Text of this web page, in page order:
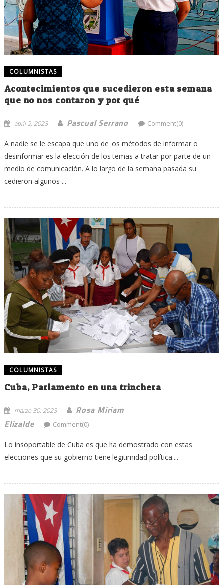
COLUMNISTAS
Acontecimientos que sucedieron esta semana
que no nos contaron y por qué
abril 2, 2023 Pascual Serrano Comment(0)
A nadie se le escapa que uno de los métodos de informar o
desinformar es la elección de los temas a tratar por parte de un
medio de comunicación. A lo largo de la semana pasada su
cedieron algunos ...
COLUMNISTAS
Cuba, Parlamento en una trinchera
marzo 30, 2023
Rosa Miriam
Elizalde
Comment(0)
Lo insoportable de Cuba es que ha demostrado con estas
elecciones que su gobierno tiene legitimidad política....